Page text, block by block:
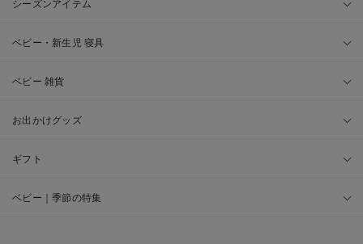
シーズンアイテム
ベビー・新生児 寝具
ベビー 雑貨
お出かけグッズ
ギフト
ベビー｜季節の特集